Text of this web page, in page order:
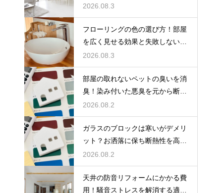
張り方
2026.08.3
フローリングの色の選び方！部屋
を広く見せる効果と失敗しないイ
ンテリア術
2026.08.3
部屋の取れないペットの臭いを消
臭！染み付いた悪臭を元から断つ
お掃除術
2026.08.2
ガラスのブロックは寒いがデメリ
ット？お洒落に保ち断熱性を高め
る裏ワザ
2026.08.2
天井の防音リフォームにかかる費
用！騒音ストレスを解消する適正